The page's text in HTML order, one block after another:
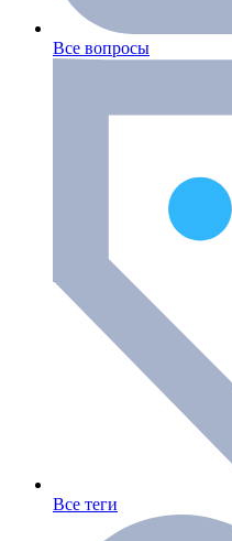
Все вопросы
Все теги